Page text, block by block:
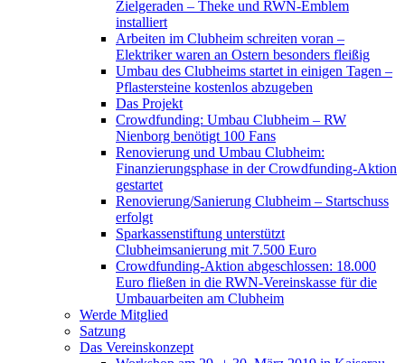
Zielgeraden – Theke und RWN-Emblem
installiert
Arbeiten im Clubheim schreiten voran –
Elektriker waren an Ostern besonders fleißig
Umbau des Clubheims startet in einigen Tagen –
Pflastersteine kostenlos abzugeben
Das Projekt
Crowdfunding: Umbau Clubheim – RW
Nienborg benötigt 100 Fans
Renovierung und Umbau Clubheim:
Finanzierungsphase in der Crowdfunding-Aktion
gestartet
Renovierung/Sanierung Clubheim – Startschuss
erfolgt
Sparkassenstiftung unterstützt
Clubheimsanierung mit 7.500 Euro
Crowdfunding-Aktion abgeschlossen: 18.000
Euro fließen in die RWN-Vereinskasse für die
Umbauarbeiten am Clubheim
Werde Mitglied
Satzung
Das Vereinskonzept